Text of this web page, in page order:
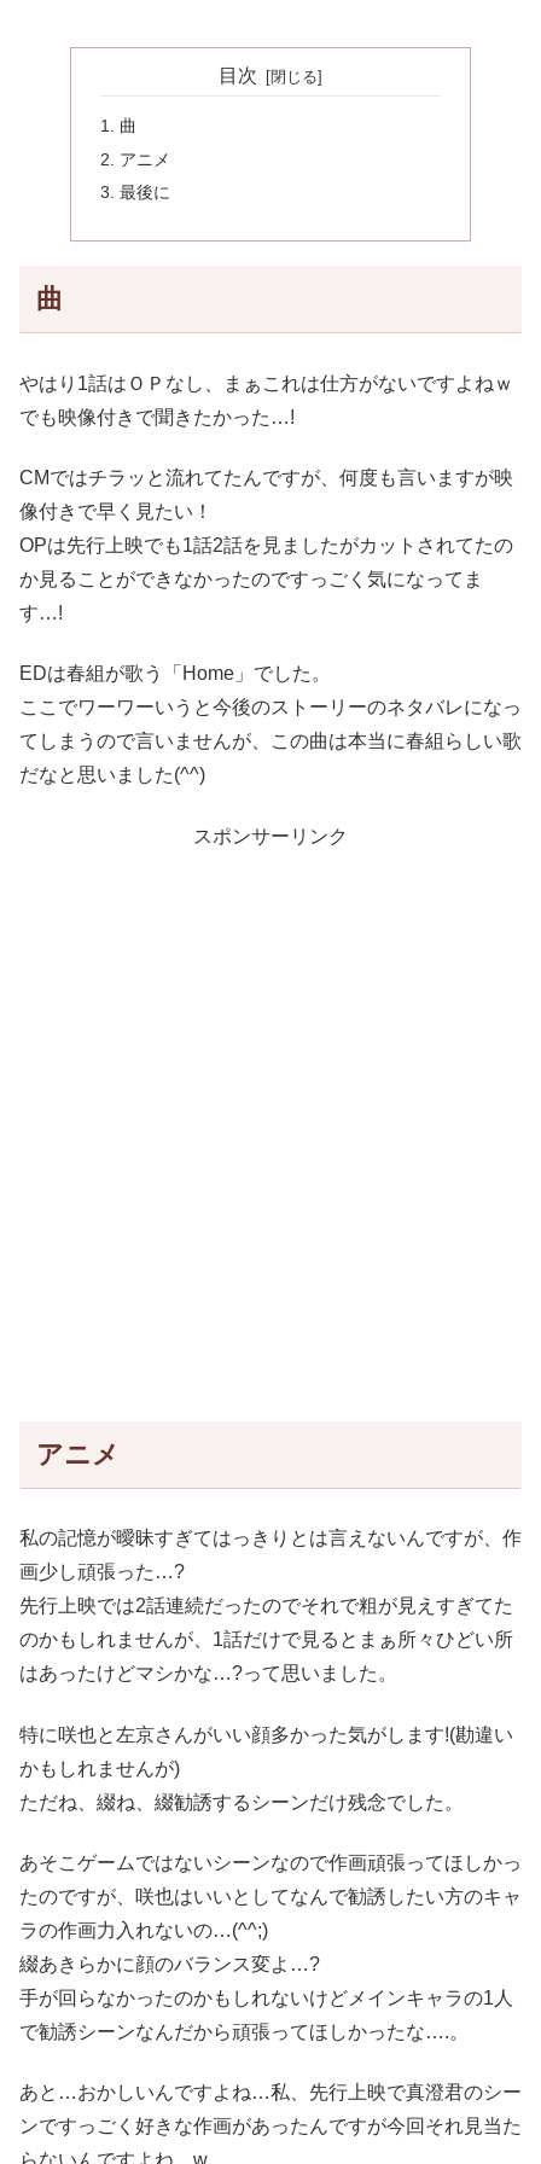
目次
曲
アニメ
最後に
曲
やはり1話はＯＰなし、まぁこれは仕方がないですよねｗ
でも映像付きで聞きたかった…!
CMではチラッと流れてたんですが、何度も言いますが映
像付きで早く見たい！
OPは先行上映でも1話2話を見ましたがカットされてたの
か見ることができなかったのですっごく気になってま
す…!
EDは春組が歌う「Home」でした。
ここでワーワーいうと今後のストーリーのネタバレになっ
てしまうので言いませんが、この曲は本当に春組らしい歌
だなと思いました(^^)
スポンサーリンク
アニメ
私の記憶が曖昧すぎてはっきりとは言えないんですが、作
画少し頑張った…?
先行上映では2話連続だったのでそれで粗が見えすぎてた
のかもしれませんが、1話だけで見るとまぁ所々ひどい所
はあったけどマシかな…?って思いました。
特に咲也と左京さんがいい顔多かった気がします!(勘違い
かもしれませんが)
ただね、綴ね、綴勧誘するシーンだけ残念でした。
あそこゲームではないシーンなので作画頑張ってほしかっ
たのですが、咲也はいいとしてなんで勧誘したい方のキャ
ラの作画力入れないの…(^^;)
綴あきらかに顔のバランス変よ…?
手が回らなかったのかもしれないけどメインキャラの1人
で勧誘シーンなんだから頑張ってほしかったな….。
あと…おかしいんですよね…私、先行上映で真澄君のシー
ンですっごく好きな作画があったんですが今回それ見当た